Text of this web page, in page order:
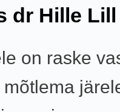
dr Hille Lill
on raske